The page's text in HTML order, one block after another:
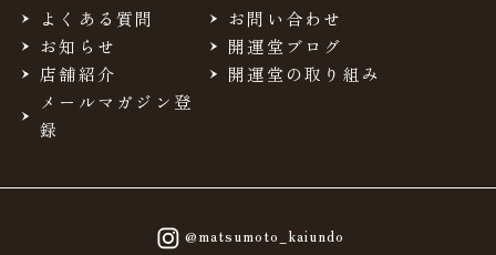
よくある質問
お問い合わせ
お知らせ
開運堂ブログ
店舗紹介
開運堂の取り組み
メールマガジン登
録
@matsumoto_kaiundo